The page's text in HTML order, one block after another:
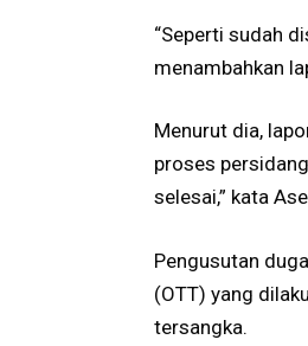
“Seperti sudah
menambahkan
Menurut dia,
proses
selesai,” kata
Pengusutan
(OTT) yang
tersangka.